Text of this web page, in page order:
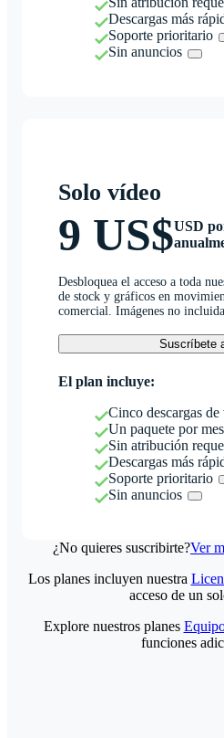
Descargas más
Soporte prioritario
Sin anuncios
Solo vídeo
9 US$USD
Desbloquea el acceso a toda
de stock y gráficos en
comercial. Imágenes no
Suscríbete
El plan incluye:
Cinco descargas
Un paquete por mes
Sin atribución
Descargas más
Soporte prioritario
Sin anuncios
¿No quieres suscribirte?Ver
Los planes incluyen nuestra
acceso de un
Explore nuestros planes
funciones